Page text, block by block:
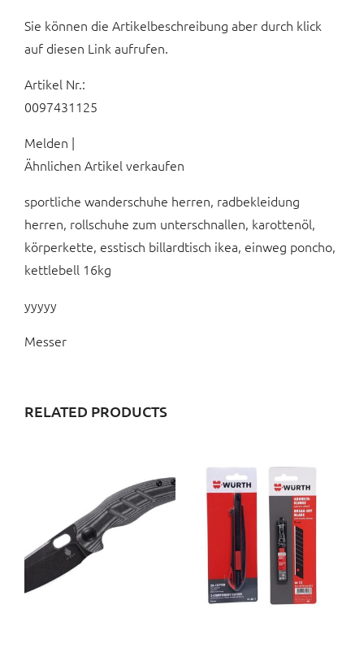
Sie können die Artikelbeschreibung aber durch klick
auf diesen Link aufrufen.
Artikel Nr.:
0097431125
Melden |
Ähnlichen Artikel verkaufen
sportliche wanderschuhe herren, radbekleidung
herren, rollschuhe zum unterschnallen, karottenöl,
körperkette, esstisch billardtisch ikea, einweg poncho,
kettlebell 16kg
yyyyy
Messer
RELATED PRODUCTS